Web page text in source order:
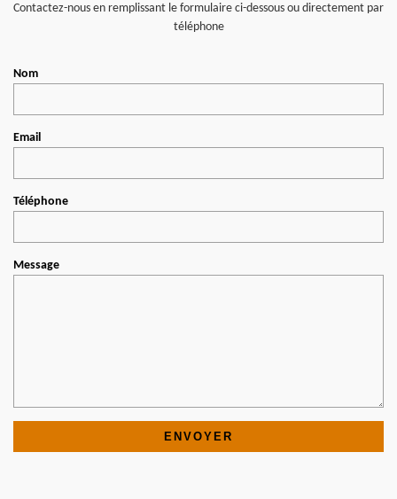
Contactez-nous en remplissant le formulaire ci-dessous ou directement par
téléphone
Nom
Email
Téléphone
Message